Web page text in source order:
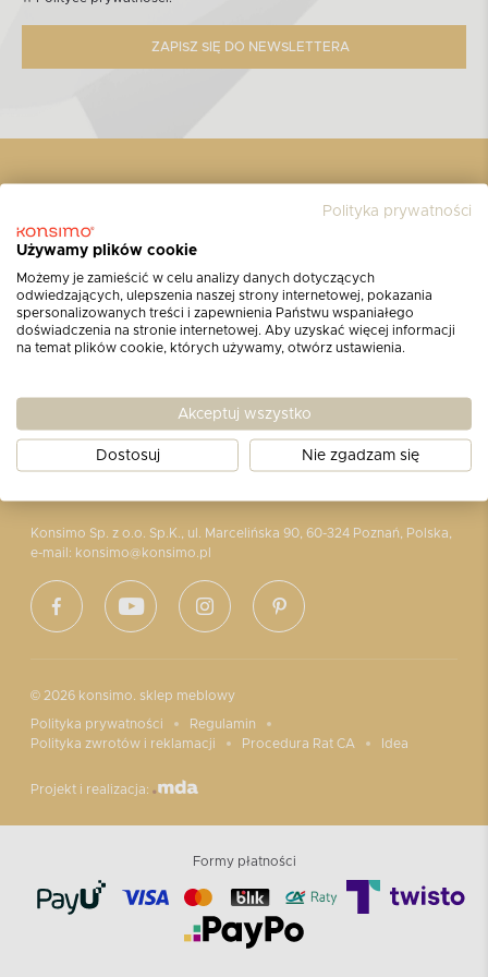
ZAPISZ SIĘ DO NEWSLETTERA
Style
Informacje
Konsimo Sp. z o.o. Sp.K., ul. Marcelińska 90, 60-324 Poznań, Polska,
e-mail: konsimo@konsimo.pl
konsimo@konsimo.pl
© 2026 konsimo. sklep meblowy
Polityka prywatności
Regulamin
Polityka zwrotów i reklamacji
Procedura Rat CA Idea
Projekt i realizacja:
Formy płatności
Polityka prywatności
Używamy plików cookie
Możemy je zamieścić w celu analizy danych dotyczących
odwiedzających, ulepszenia naszej strony internetowej, pokazania
spersonalizowanych treści i zapewnienia Państwu wspaniałego
doświadczenia na stronie internetowej. Aby uzyskać więcej informacji
na temat plików cookie, których używamy, otwórz ustawienia.
Akceptuj wszystko
Dostosuj Nie zgadzam się